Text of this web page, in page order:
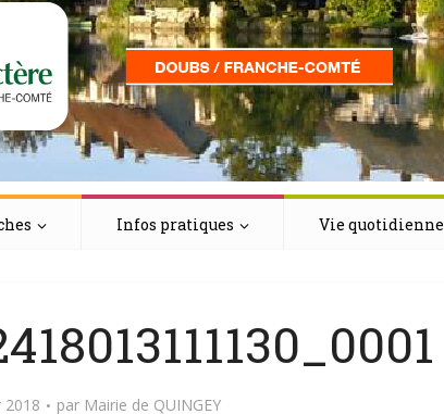
Infos pratiques Vie quotidienne
2018 par Mairie de QUINGEY